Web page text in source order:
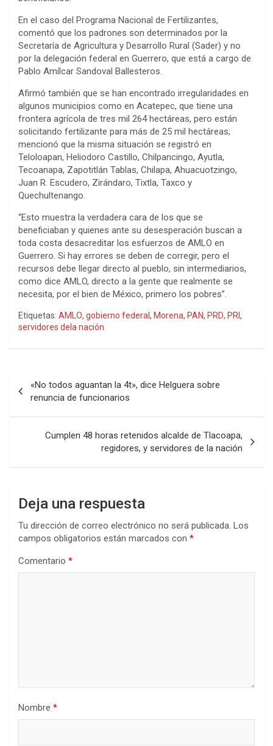
En el caso del Programa Nacional de Fertilizantes,
comentó que los padrones son determinados por la
Secretaría de Agricultura y Desarrollo Rural (Sader) y no
por la delegación federal en Guerrero, que está a cargo de
Pablo Amílcar Sandoval Ballesteros.
Afirmó también que se han encontrado irregularidades en
algunos municipios como en Acatepec, que tiene una
frontera agrícola de tres mil 264 hectáreas, pero están
solicitando fertilizante para más de 25 mil hectáreas;
mencionó que la misma situación se registró en
Teloloapan, Heliodoro Castillo, Chilpancingo, Ayutla,
Tecoanapa, Zapotitlán Tablas, Chilapa, Ahuacuotzingo,
Juan R. Escudero, Zirándaro, Tixtla, Taxco y
Quechultenango.
“Esto muestra la verdadera cara de los que se
beneficiaban y quienes ante su desesperación buscan a
toda costa desacreditar los esfuerzos de AMLO en
Guerrero. Si hay errores se deben de corregir, pero el
recursos debe llegar directo al pueblo, sin intermediarios,
como dice AMLO, directo a la gente que realmente se
necesita, por el bien de México, primero los pobres”.
Etiquetas: AMLO, gobierno federal , Morena, PAN, PRD, PRI ,
servidores dela nación
de
entradas
«No todos aguantan la 4t», dice Helguera sobre
renuncia de funcionarios
Cumplen 48 horas retenidos alcalde de Tlacoapa,
regidores, y servidores de la nación
Deja una respuesta
Tu dirección de correo electrónico no será publicada. Los
campos obligatorios están marcados con *
Comentario *
Nombre *